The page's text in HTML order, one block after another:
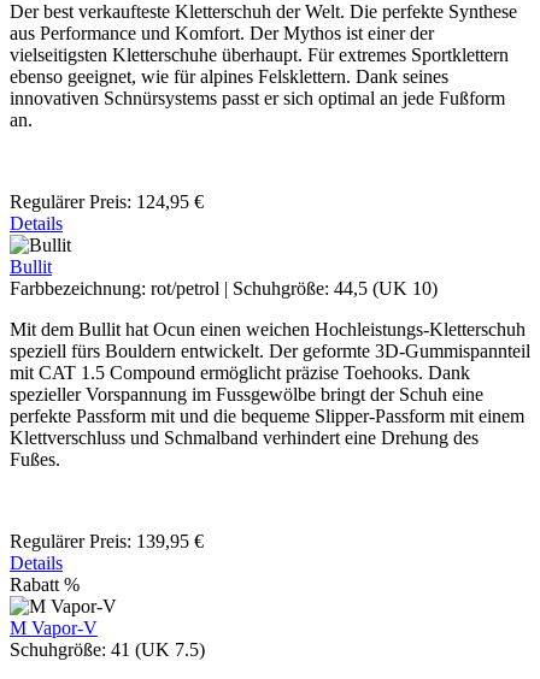
Der best verkaufteste Kletterschuh der Welt. Die perfekte Synthese
aus Performance und Komfort. Der Mythos ist einer der
vielseitigsten Kletterschuhe überhaupt. Für extremes Sportklettern
ebenso geeignet, wie für alpines Felsklettern. Dank seines
innovativen Schnürsystems passt er sich optimal an jede Fußform
an.
Regulärer Preis: 124,95 €
Details
Bullit
Farbbezeichnung: rot/petrol | Schuhgröße: 44,5 (UK 10)
Mit dem Bullit hat Ocun einen weichen Hochleistungs-Kletterschuh
speziell fürs Bouldern entwickelt. Der geformte 3D-Gummispannteil
mit CAT 1.5 Compound ermöglicht präzise Toehooks. Dank
spezieller Vorspannung im Fussgewölbe bringt der Schuh eine
perfekte Passform mit und die bequeme Slipper-Passform mit einem
Klettverschluss und Schmalband verhindert eine Drehung des
Fußes.
Regulärer Preis: 139,95 €
Details
Rabatt %
M Vapor-V
Schuhgröße: 41 (UK 7.5)